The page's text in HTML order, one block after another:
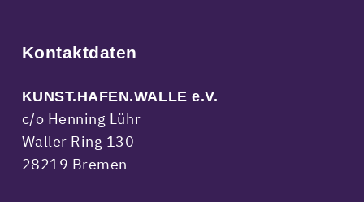
Kontaktdaten
KUNST.HAFEN.WALLE e.V.
c/o Henning Lühr
Waller Ring 130
28219 Bremen
kontakt@kunsthafenwalle.de